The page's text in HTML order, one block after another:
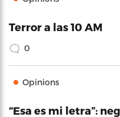
Terror a las 10 AM
0
Opinions
“Esa es mi letra”: